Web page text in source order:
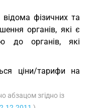
фізичних та
органів, які є
до органів, які
ціни/тарифи на
абзацом згідно із